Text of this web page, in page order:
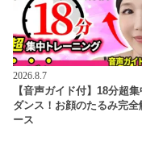
2026.8.7
【音声ガイド付】18分超
ダンス！お顔のたるみ完全
ース